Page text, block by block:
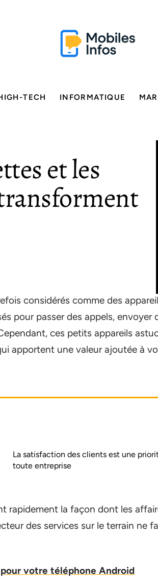
TECH INFORMATIQUE
et les
considérés comme des
pour passer des appels, envoyer
ces petits appareils
apportent une valeur ajoutée à
La satisfaction des clients est une
toute entreprise
rapidement la façon dont les
des services sur le terrain ne
votre téléphone Android